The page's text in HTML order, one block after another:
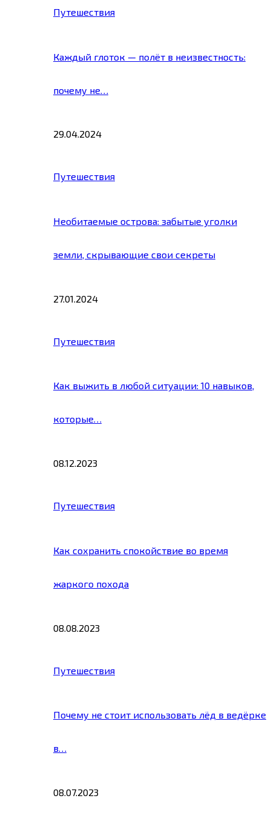
Путешествия
Каждый глоток — полёт в неизвестность:
почему не…
29.04.2024
Путешествия
Необитаемые острова: забытые уголки
земли, скрывающие свои секреты
27.01.2024
Путешествия
Как выжить в любой ситуации: 10 навыков,
которые…
08.12.2023
Путешествия
Как сохранить спокойствие во время
жаркого похода
08.08.2023
Путешествия
Почему не стоит использовать лёд в ведёрке
в…
08.07.2023